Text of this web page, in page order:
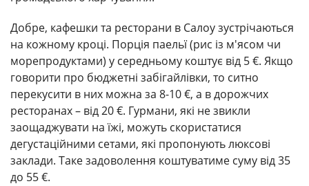
Добре, кафешки та ресторани в Салоу зустрічаються
на кожному кроці. Порція паельї (рис із м'ясом чи
морепродуктами) у середньому коштує від 5 €. Якщо
говорити про бюджетні забігайлівки, то ситно
перекусити в них можна за 8-10 €, а в дорожчих
ресторанах – від 20 €. Гурмани, які не звикли
заощаджувати на їжі, можуть скористатися
дегустаційними сетами, які пропонують люксові
заклади. Таке задоволення коштуватиме суму від 35
до 55 €.